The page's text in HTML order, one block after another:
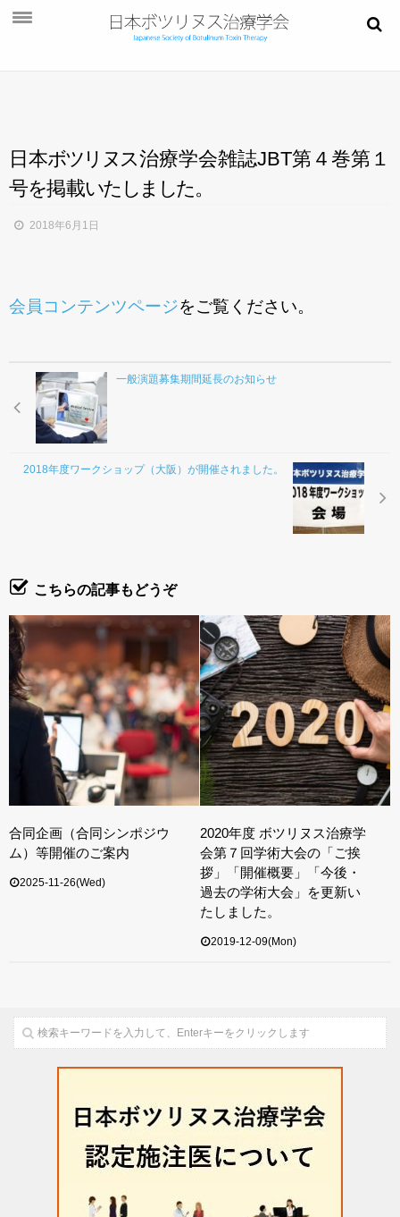
ご挨拶
今後・過去の学術大会
会員ページ
お問合わせ
日本ボツ リ ヌス治療学会雑誌JBT第４巻第１
号を掲載いた し ま した。
2018年6月1日
会員コンテンツページをご覧ください。
一般演題募集期間延長のお知らせ
2018年度ワークショップ（大阪）が開催されました。
こちらの記事もどうぞ
合同企画（合同シンポジウ
ム）等開催のご案内
2025-11-26(Wed)
2020年度 ボツリヌス治療学
会第７回学術大会の「ご挨
拶」「開催概要」「今後・
過去の学術大会」を更新い
たしました。
2019-12-09(Mon)